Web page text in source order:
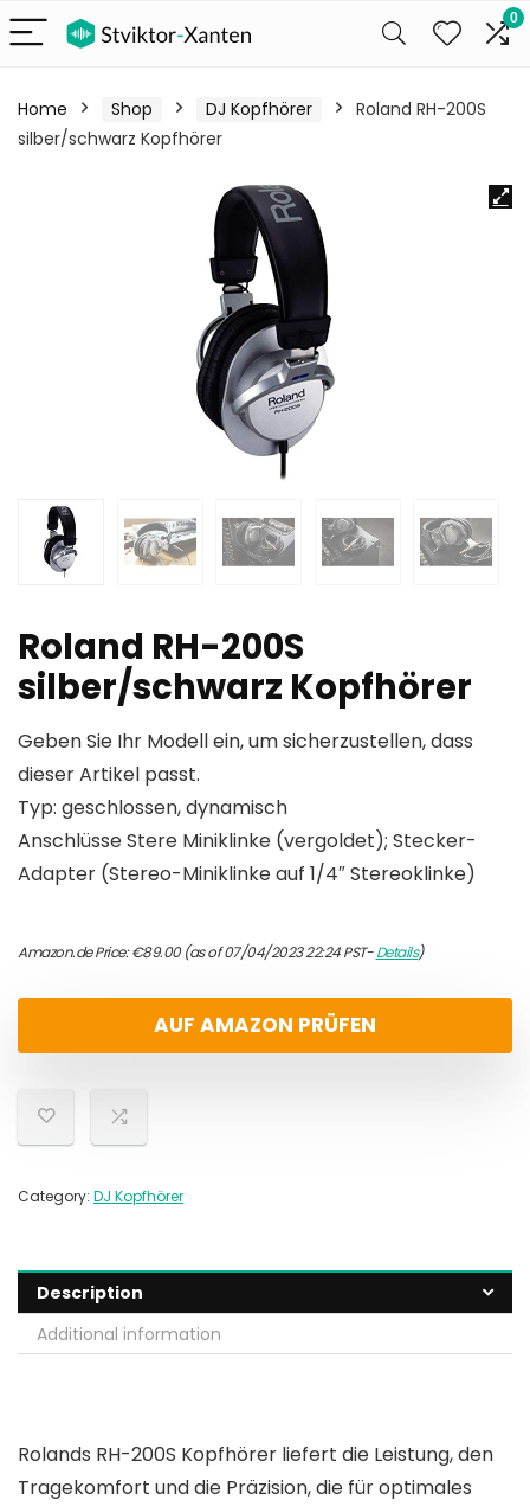
0
Home Shop DJ Kopfhörer
Roland RH-200S
silber/schwarz Kopfhörer
Roland RH-200S
silber/schwarz Kopfhörer
Geben Sie Ihr Modell ein, um sicherzustellen, dass
dieser Artikel passt.
Typ: geschlossen, dynamisch
Anschlüsse Stere Miniklinke (vergoldet); Stecker-
Adapter (Stereo-Miniklinke auf 1/4″ Stereoklinke)
Amazon.de Price:€89.00(as of 07/04/2023 22:24 PST-Details)
AUF AMAZON PRÜFEN
Category: DJ Kopfhörer
Description
Additional information
Rolands RH-200S Kopfhörer liefert die Leistung, den
Tragekomfort und die Präzision, die für optimales